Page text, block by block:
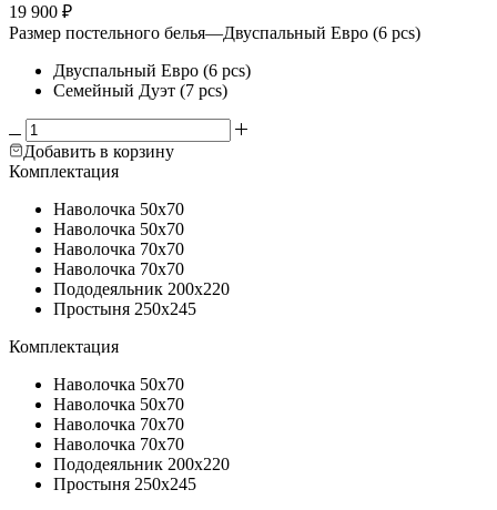
19 900 ₽
Размер постельного белья—Двуспальный Евро (6 pcs)
Двуспальный Евро (6 pcs)
Семейный Дуэт (7 pcs)
Добавить в корзину
Комплектация
Наволочка 50х70
Наволочка 50х70
Наволочка 70х70
Наволочка 70х70
Пододеяльник 200х220
Простыня 250х245
Комплектация
Наволочка 50х70
Наволочка 50х70
Наволочка 70х70
Наволочка 70х70
Пододеяльник 200х220
Простыня 250х245